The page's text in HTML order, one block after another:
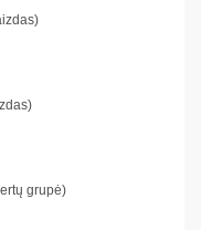
grupė)